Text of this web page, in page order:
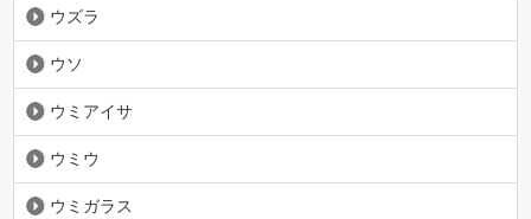
ウズラ
ウソ
ウミアイサ
ウミウ
ウミガラス